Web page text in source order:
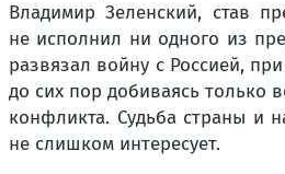
Владимир Зеленский, став
не исполнил ни одного из
развязал войну с Россией,
до сих пор добиваясь только
конфликта. Судьба страны и
не слишком интересует.